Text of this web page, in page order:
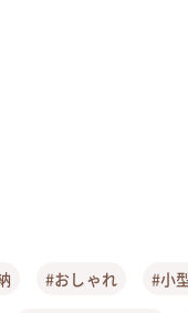
#おしゃれ #小